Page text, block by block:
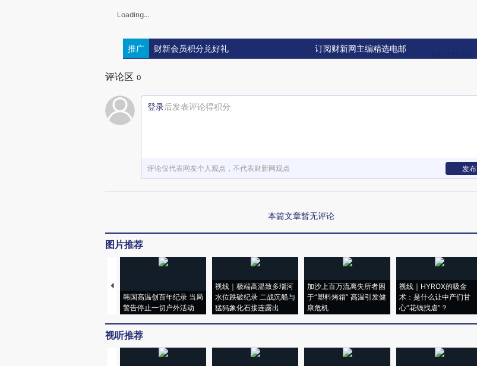
Loading...
推广 财新会员积分兑好礼 订阅财新网主编精选电邮
评论区 0
登录后发表评论得积分
评论仅代表网友个人观点，不代表财新网观点 发布
本篇文章暂无评论
图片推荐
韩国高温创百年纪录 当局
警告停止一切户外活动
视线｜极端高温致多瑙河
水位跌破纪录 二战沉船与
猛犸象化石接连露出
加沙上百万流离失所者困
于“塑料烤箱” 高温引发健
康危机
视线｜HYROX的吸金
术：是什么让中产们甘
心“花钱找虐”？
视听推荐